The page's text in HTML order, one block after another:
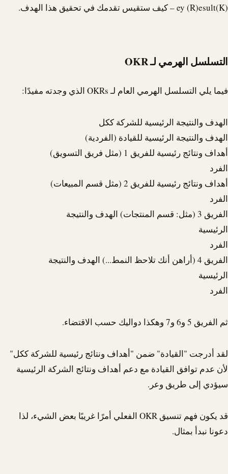
(K)ey (R)esult – كيف ستقيس تقدمك في تحقيق هذا الهدف.
التسلسل الهرمي لـ OKR
فيما يلي التسلسل الهرمي العام لـ OKRs الذي وجدته مفيدًا:
الهدف والنتيجة الرئيسية للشركة ككل
الهدف والنتيجة الرئيسية للقيادة (الفردية)
أهداف ونتائج رئيسية للفريق 1 (مثل فريق التسويق)
الفرد
أهداف ونتائج رئيسية للفريق 2 (مثل قسم المبيعات)
الفرد
الفريق 3 (مثل: قسم المنتجات) الهدف والنتيجة
الرئيسية
الفرد
الفريق 4 (أراهن أنك تلاحظ النمط...) الهدف والنتيجة
الرئيسية
الفرد
ثم الفريق 5 و6 و7 وهكذا دواليك حسب الاقتضاء.
لقد أدرجت "القيادة" ضمن "أهداف ونتائج رئيسية للشركة ككل"
لأن عدم توافق القيادة مع دعم أهداف ونتائج الشركة الرئيسية
سيؤدي إلى طريق وعر.
قد يكون فهم تنسيق OKR الفعلي أمرًا غريبًا بعض الشيء، لذا
دعونا نبدأ بمثال.